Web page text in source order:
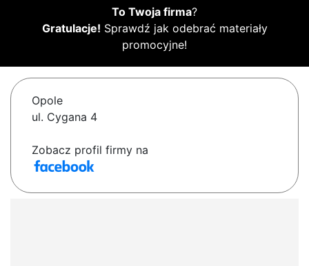
To Twoja firma?
Gratulacje! Sprawdź jak odebrać materiały
promocyjne!
Opole
ul. Cygana 4
Zobacz profil firmy na